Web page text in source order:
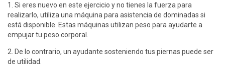
1. Si eres nuevo en este ejercicio y no tienes la fuerza para
realizarlo, utiliza una máquina para asistencia de dominadas si
está disponible. Estas máquinas utilizan peso para ayudarte a
empujar tu peso corporal.
2. De lo contrario, un ayudante sosteniendo tus piernas puede ser
de utilidad.